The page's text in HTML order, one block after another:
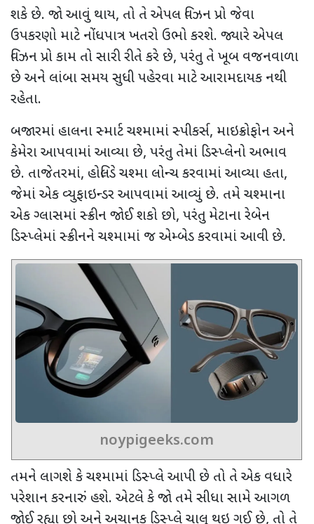
શકે છે. જો આવું થાય, તો તે એપલ વિઝન પ્રો જેવા
ઉપકરણો માટે નોંધપાત્ર ખતરો ઉભો કરશે. જ્યારે એપલ
વિઝન પ્રો કામ તો સારી રીતે કરે છે, પરંતુ તે ખૂબ વજનવાળા
છે અને લાંબા સમય સુધી પહેરવા માટે આરામદાયક નથી
રહેતા.
બજારમાં હાલના સ્માર્ટ ચશ્મામાં સ્પીકર્સ, માઇક્રોફોન અને
કેમેરા આપવામાં આવ્યા છે, પરંતુ તેમાં ડિસ્પ્લેનો અભાવ
છે. તાજેતરમાં, હોલિડે ચશ્મા લોન્ચ કરવામાં આવ્યા હતા,
જેમાં એક વ્યુફાઇન્ડર આપવામાં આવ્યું છે. તમે ચશ્માના
એક ગ્લાસમાં સ્ક્રીન જોઈ શકો છો, પરંતુ મેટાના રેબેન
ડિસ્પ્લેમાં સ્ક્રીનને ચશ્મામાં જ એમ્બેડ કરવામાં આવી છે.
noypigeeks.com
તમને લાગશે કે ચશ્મામાં ડિસ્પ્લે આપી છે તો તે એક વધારે
પરેશાન કરનારું હશે. એટલે કે જો તમે સીધા સામે આગળ
જોઈ રહ્યા છો અને અચાનક ડિસ્પ્લે ચાલુ થઇ ગઈ છે, તો તે